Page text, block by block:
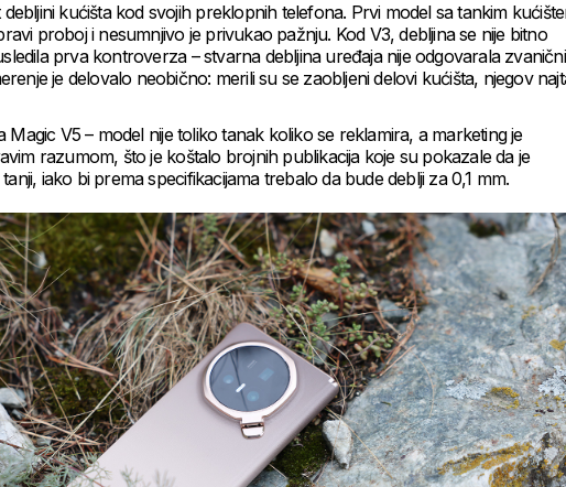
kućišta kod svojih preklopnih telefona. Prvi model sa tankim
proboj i nesumnjivo je privukao pažnju. Kod V3, debljina se nije bitno
prva kontroverza – stvarna debljina uređaja nije odgovarala
je delovalo neobično: merili su se zaobljeni delovi kućišta, njegov
Magic V5 – model nije toliko tanak koliko se reklamira, a marketing je
razumom, što je koštalo brojnih publikacija koje su pokazale da je
iako bi prema specifikacijama trebalo da bude deblji za 0,1 mm.